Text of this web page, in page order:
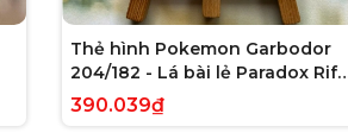
Thẻ hình Pokemon Garbodor
204/182 - Lá bài lẻ Paradox Rift
Illustration Rare tiếng Anh chính
390.039₫